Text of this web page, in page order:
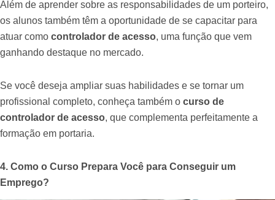
Além de aprender sobre as responsabilidades de um porteiro,
os alunos também têm a oportunidade de se capacitar para
atuar como controlador de acesso, uma função que vem
ganhando destaque no mercado.
Se você deseja ampliar suas habilidades e se tornar um
profissional completo, conheça também o curso de
controlador de acesso, que complementa perfeitamente a
formação em portaria.
4. Como o Curso Prepara Você para Conseguir um
Emprego?